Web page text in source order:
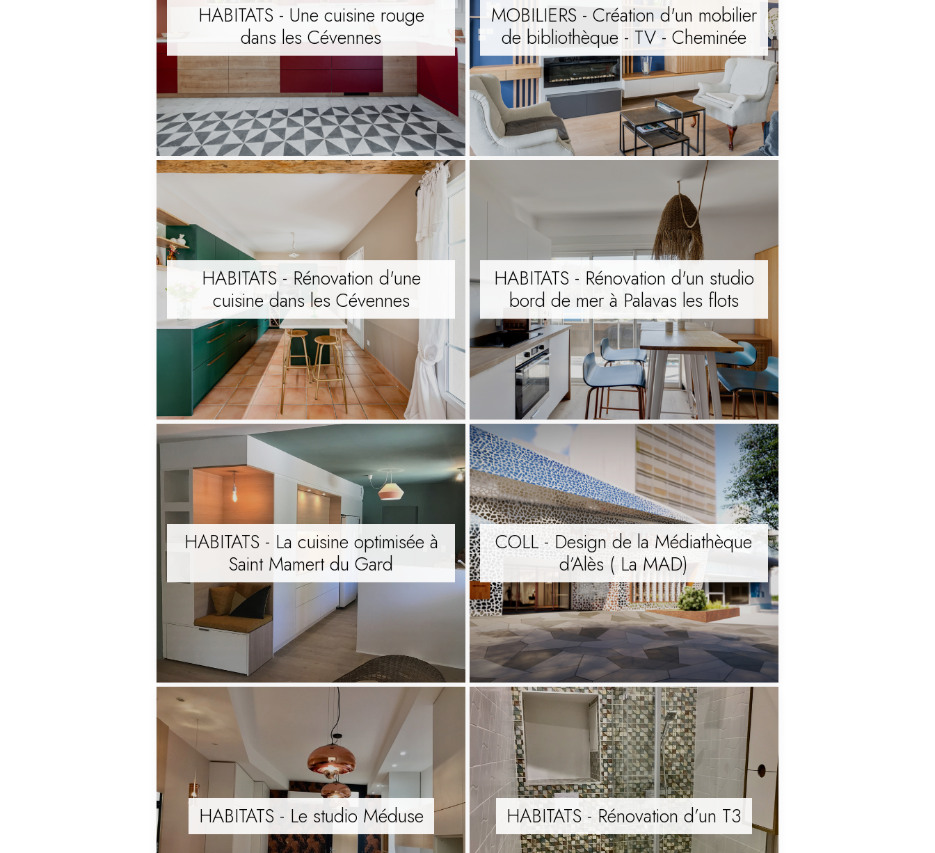
HABITATS - Une cuisine rouge
dans les Cévennes
MOBILIERS - Création d'un mobilier
de bibliothèque - TV - Cheminée
HABITATS - Rénovation d'une
cuisine dans les Cévennes
HABITATS - Rénovation d'un studio
bord de mer à Palavas les flots
HABITATS - La cuisine optimisée à
Saint Mamert du Gard
COLL - Design de la Médiathèque
d’Alès ( La MAD)
HABITATS - Le studio Méduse HABITATS - Rénovation d’un T3